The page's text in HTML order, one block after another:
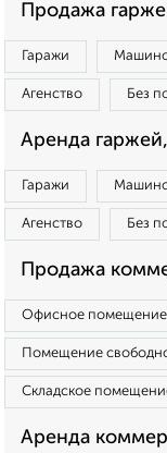
Продажа
Гаражи
Агенство Без
Аренда
Гаражи
Агенство Без
Продажа
Офисное помещение
Помещение
Складское
Аренда